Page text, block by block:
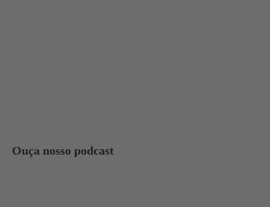
Ouça nosso podcast